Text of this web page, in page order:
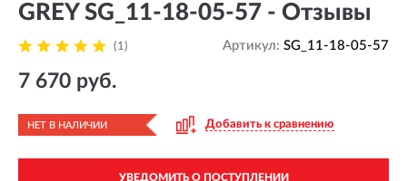
GREY SG_11-18-05-57 - Отзывы
(1) Артикул: SG_11-18-05-57
7 670 руб.
НЕТ В НАЛИЧИИ Добавить к сравнению
УВЕДОМИТЬ О ПОСТУПЛЕНИИ